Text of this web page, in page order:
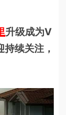
升级成为V
持续关注，